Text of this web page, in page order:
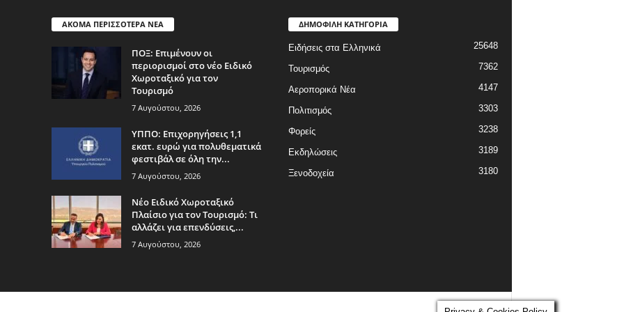
ΑΚΟΜΑ ΠΕΡΙΣΣΟΤΕΡΑ ΝΕΑ
ΠΟΞ: Επιμένουν οι
περιορισμοί στο νέο Ειδικό
Χωροταξικό για τον
Τουρισμό
7 Αυγούστου, 2026
ΥΠΠΟ: Επιχορηγήσεις 1,1
εκατ. ευρώ για πολυθεματικά
φεστιβάλ σε όλη την...
7 Αυγούστου, 2026
Νέο Ειδικό Χωροταξικό
Πλαίσιο για τον Τουρισμό: Τι
αλλάζει για επενδύσεις,...
7 Αυγούστου, 2026
ΔΗΜΟΦΙΛΗ ΚΑΤΗΓΟΡΙΑ
Ειδήσεις στα Ελληνικά 25648
Τουρισμός 7362
Αεροπορικά Νέα 4147
Πολιτισμός 3303
Φορείς 3238
Εκδηλώσεις 3189
Ξενοδοχεία 3180